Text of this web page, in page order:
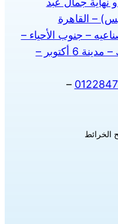
– القاهرة
– جنوب الأحياء –
أمام أرض الجمارك – مدينة 6 أكتوبر –
–
الخرائط